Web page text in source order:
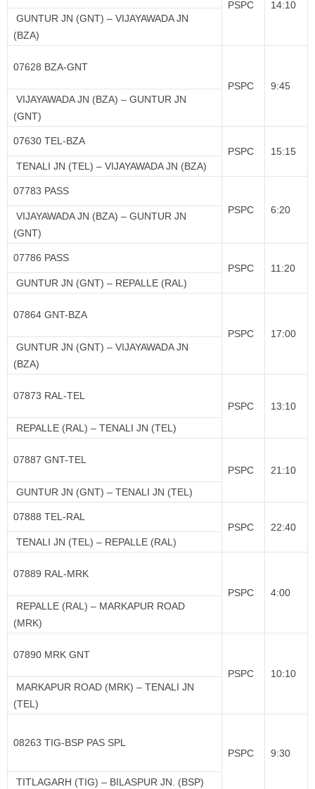
PSPC
14:10
GUNTUR JN (GNT) – VIJAYAWADA JN
(BZA)
07628 BZA-GNT
PSPC
9:45
VIJAYAWADA JN (BZA) – GUNTUR JN
(GNT)
07630 TEL-BZA
PSPC
15:15
TENALI JN (TEL) – VIJAYAWADA JN (BZA)
07783 PASS
PSPC
6:20
VIJAYAWADA JN (BZA) – GUNTUR JN
(GNT)
07786 PASS
PSPC
11:20
GUNTUR JN (GNT) – REPALLE (RAL)
07864 GNT-BZA
PSPC
17:00
GUNTUR JN (GNT) – VIJAYAWADA JN
(BZA)
07873 RAL-TEL
PSPC
13:10
REPALLE (RAL) – TENALI JN (TEL)
07887 GNT-TEL
PSPC
21:10
GUNTUR JN (GNT) – TENALI JN (TEL)
07888 TEL-RAL
PSPC
22:40
TENALI JN (TEL) – REPALLE (RAL)
07889 RAL-MRK
PSPC
4:00
REPALLE (RAL) – MARKAPUR ROAD
(MRK)
07890 MRK GNT
PSPC
10:10
MARKAPUR ROAD (MRK) – TENALI JN
(TEL)
08263 TIG-BSP PAS SPL
PSPC
9:30
TITLAGARH (TIG) – BILASPUR JN. (BSP)